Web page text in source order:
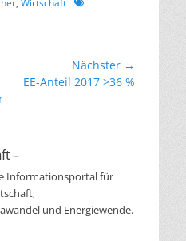
, Wirtschaft
Nächster →
Nächster
EE-Anteil 2017 >36 %
–
Informationsportal für
und Energiewende.